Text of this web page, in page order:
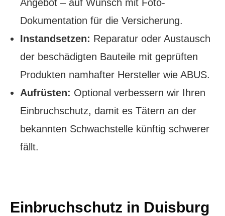
Angebot – auf Wunsch mit Foto-
Dokumentation für die Versicherung.
Instandsetzen: Reparatur oder Austausch
der beschädigten Bauteile mit geprüften
Produkten namhafter Hersteller wie ABUS.
Aufrüsten: Optional verbessern wir Ihren
Einbruchschutz, damit es Tätern an der
bekannten Schwachstelle künftig schwerer
fällt.
Einbruchschutz in Duisburg